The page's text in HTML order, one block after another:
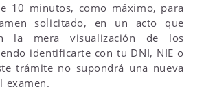
10 minutos, como máximo, para
solicitado, en un acto que
la mera visualización de los
identificarte con tu DNI, NIE o
trámite no supondrá una nueva
examen.